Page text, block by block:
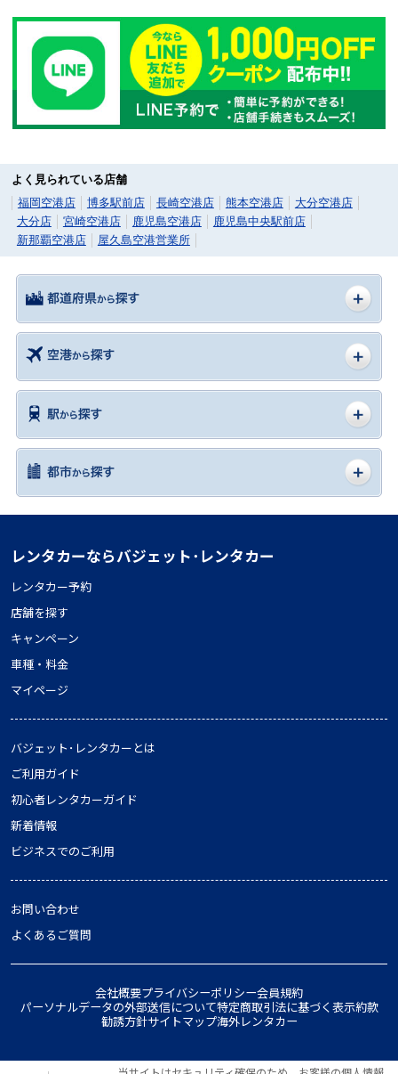
よく見られている店舗
福岡空港店
博多駅前店 長崎空港店 熊本空港店
大分空港店
大分店
宮崎空港店 鹿児島空港店
鹿児島中央駅前店
新那覇空港店
屋久島空港営業所
レンタカーならバジェット･レンタカー
レンタカー予約
店舗を探す
キャンペーン
車種・料金
マイページ
バジェット･レンタカーとは
ご利用ガイド
初心者レンタカーガイド
新着情報
ビジネスでのご利用
お問い合わせ
よくあるご質問
会社概要プライバシーポリシー会員規約
パーソナルデータの外部送信について特定商取引法に基づく表示約款
勧誘方針サイトマップ海外レンタカー